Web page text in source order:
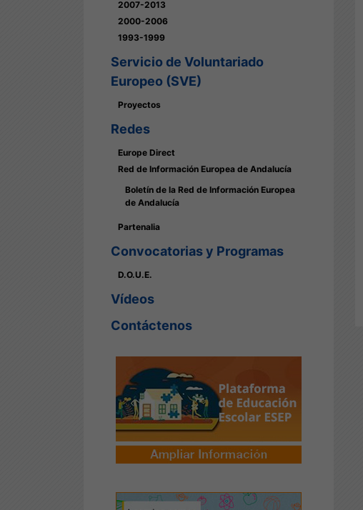
2007-2013
2000-2006
1993-1999
Servicio de Voluntariado
Europeo (SVE)
Proyectos
Redes
Europe Direct
Red de Información Europea de Andalucía
Boletín de la Red de Información Europea
de Andalucía
Partenalia
Convocatorias y Programas
D.O.U.E.
Vídeos
Contáctenos